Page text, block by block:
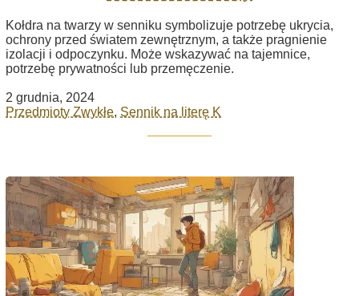
Kołdra na twarzy w senniku symbolizuje potrzebę ukrycia,
ochrony przed światem zewnętrznym, a także pragnienie
izolacji i odpoczynku. Może wskazywać na tajemnice,
potrzebę prywatności lub przemęczenie.
2 grudnia, 2024
Przedmioty Zwykłe, Sennik na literę K